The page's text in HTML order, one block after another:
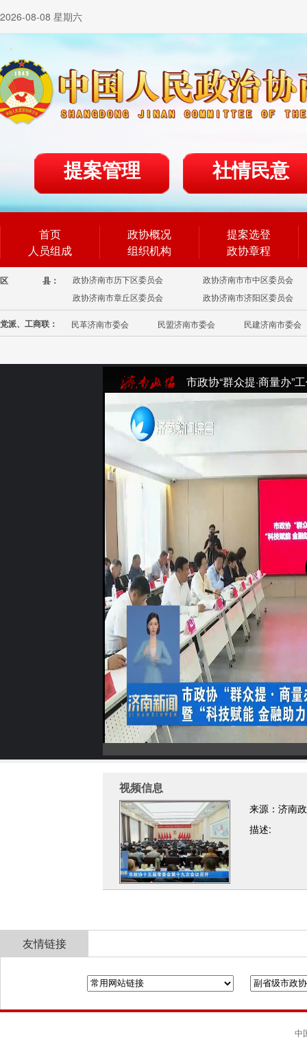
2026-08-08 星期六
提案管理 社情民意
首页
人员组成
政协概况
组织机构
提案选登
政协章程
区 县： 政协济南市历下区委员会
政协济南市市中区委员会
政协济南市章丘区委员会
政协济南市济阳区委员会
党派、工商联： 民革济南市委会 民盟济南市委会 民建济南市委会
市政协“群众提·商量办”
视频信息
来源：济南
描述:
友情链接
中